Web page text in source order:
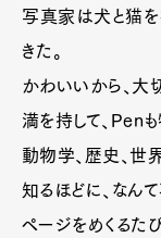
写真家は犬と猫を
きた。
かわいいから、大
満を持して、Penも
動物学、歴史、世界
知るほどに、なん
ページをめくるたび